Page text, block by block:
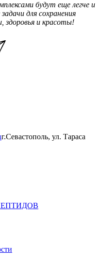
будут еще легче и
для сохранения
здоровья и красоты!
г.Севастополь, ул. Тараса